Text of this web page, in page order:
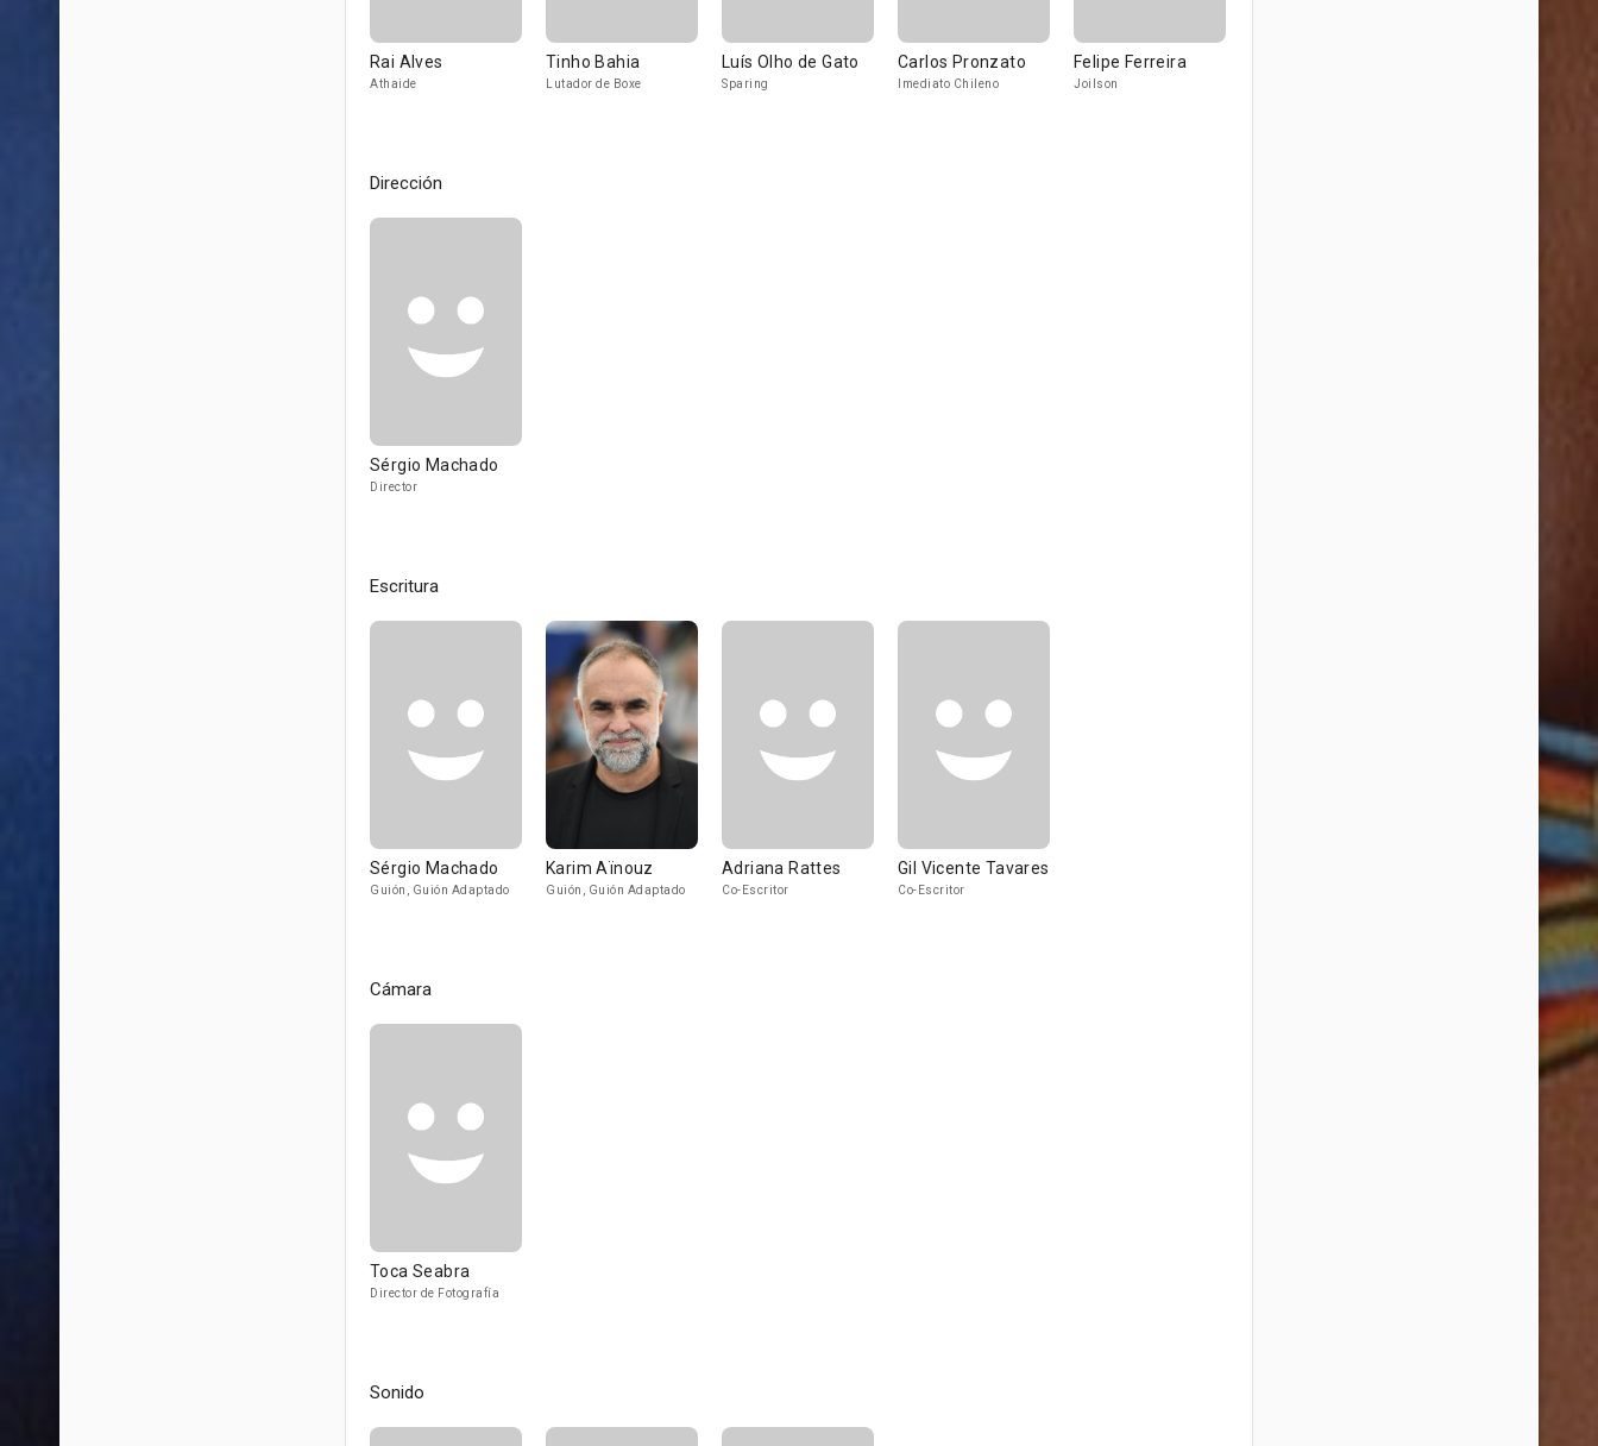
Rai Alves
Athaide
Tinho Bahia
Lutador de Boxe
Luís Olho de Gato
Sparing
Carlos Pronzato
Imediato Chileno
Felipe Ferreira
Joilson
Dirección
Sérgio Machado
Director
Escritura
Sérgio Machado
Guión, Guión Adaptado
Karim Aïnouz
Guión, Guión Adaptado
Adriana Rattes
Co-Escritor
Gil Vicente Tavares
Co-Escritor
Cámara
Toca Seabra
Director de Fotografía
Sonido